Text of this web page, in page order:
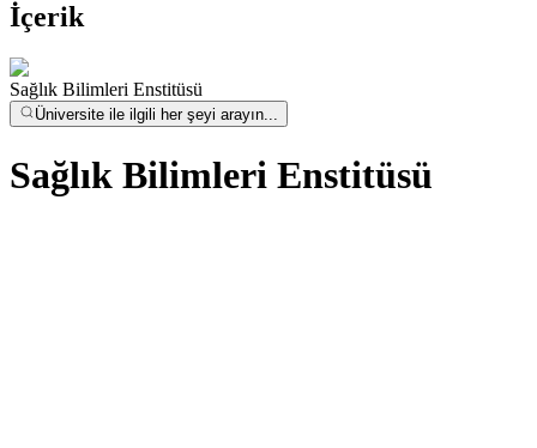
İçerik
Sağlık Bilimleri Enstitüsü
Üniversite ile ilgili her şeyi arayın...
Sağlık Bilimleri Enstitüsü